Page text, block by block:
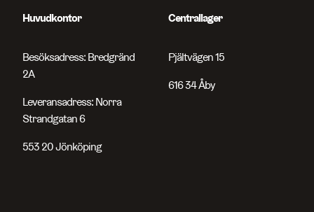
Huvudkontor
Besöksadress: Bredgränd
2A
Leveransadress: Norra
Strandgatan 6
553 20 Jönköping
Centrallager
Pjältvägen 15
616 34 Åby